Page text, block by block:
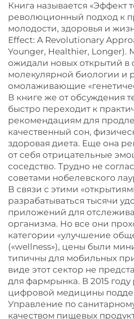
Книга называется «Эффект
революционный подход к
молодости, здоровья и
Effect: A Revolutionary
Younger, Healthier, Longer).
ожидали новых открытий в
молекулярной биологии и
омолаживающие
В книге же от обсуждения
быстро переходит к
рекомендациям для
качественный сон,
здоровая диета. Еще она
от себя отрицательные
соседство. Трудно не
советами нобелевского
В связи с этими
разрабатываться тысячи
приложений для
организма. Но все они
категории «улучшение
(«wellness»), цены были
типичны для мобильных
виде этот сектор не
для фармрынка. В 2015 году
цифровой медицины
Управление по
качеством пищевых